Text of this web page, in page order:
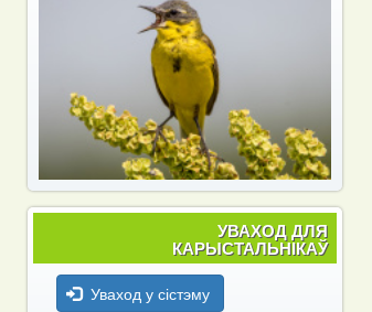
УВАХОД ДЛЯ
КАРЫСТАЛЬНІКАЎ
Уваход у сістэму